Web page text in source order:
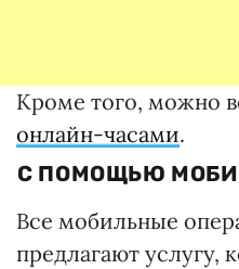
Кроме того, можно
онлайн-часами.
С ПОМОЩЬЮ
Все мобильные
предлагают услугу,